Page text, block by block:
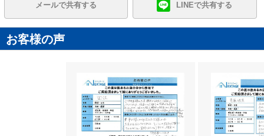
メールで共有する LINEで共有する
お客様の声